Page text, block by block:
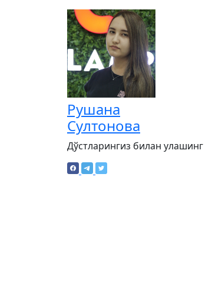
Рушана
Султонова
Дўстларингиз билан улашинг